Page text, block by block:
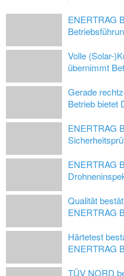
ENERTRAG
Volle (Solar-
übernimmt
Gerade
Betrieb bietet
ENERTRAG
ENERTRAG
Qualität
ENERTRAG
Härtetest
ENERTRAG
TÜV NORD